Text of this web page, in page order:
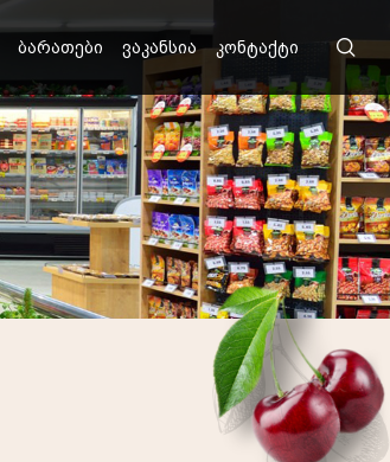
ბარათები ვაკანსია კონტაქტი